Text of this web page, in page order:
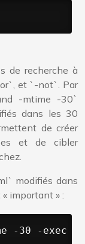
de recherche à
et `-not`. Par
-mtime -30`
dans les 30
de créer
et de cibler
modifiés dans
important » :
-30 -exec